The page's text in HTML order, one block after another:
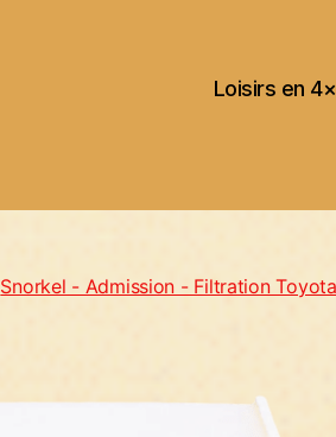
Loisirs en
Snorkel - Admission - Filtration Toyota